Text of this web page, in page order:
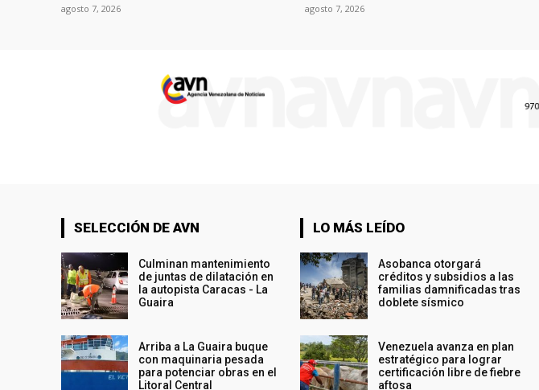
agosto 7, 2026 agosto 7, 2026
SELECCIÓN DE AVN
Culminan mantenimiento
de juntas de dilatación en
la autopista Caracas - La
Guaira
Arriba a La Guaira buque
con maquinaria pesada
para potenciar obras en el
Litoral Central
LO MÁS LEÍDO
Asobanca otorgará
créditos y subsidios a las
familias damnificadas tras
doblete sísmico
Venezuela avanza en plan
estratégico para lograr
certificación libre de fiebre
aftosa